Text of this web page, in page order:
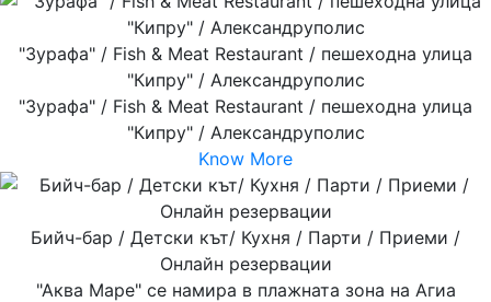
"Зурафа" / Fish & Meat Restaurant / пешеходна улица
"Кипру" / Александруполис
"Зурафа" / Fish & Meat Restaurant / пешеходна улица
"Кипру" / Александруполис
Know More
Бийч-бар / Детски кът/ Кухня / Парти / Приеми /
Онлайн резервации
"Аква Маре" се намира в плажната зона на Агиа